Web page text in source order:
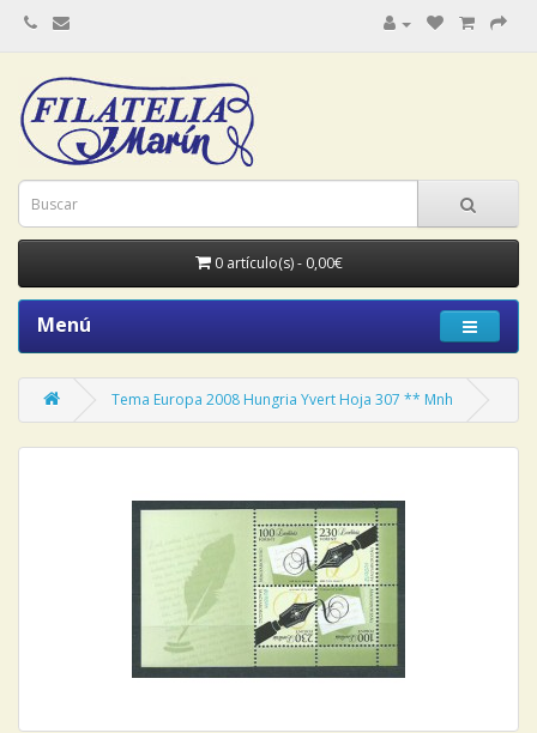
0 artículo(s) - 0,00€
Menú
Tema Europa 2008 Hungria Yvert Hoja 307 ** Mnh